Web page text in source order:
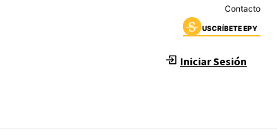
Contacto
USCRÍBETE EPY
Iniciar Sesión